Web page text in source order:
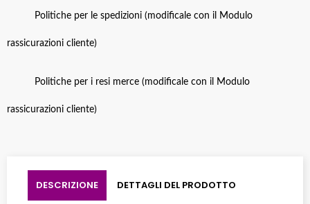
Politiche per le spedizioni (modificale con il Modulo
rassicurazioni cliente)
Politiche per i resi merce (modificale con il Modulo
rassicurazioni cliente)
DESCRIZIONE DETTAGLI DEL PRODOTTO